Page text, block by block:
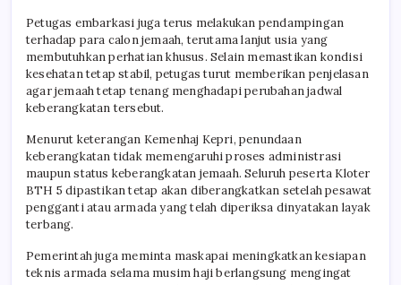
Petugas embarkasi juga terus melakukan pendampingan
terhadap para calon jemaah, terutama lanjut usia yang
membutuhkan perhatian khusus. Selain memastikan kondisi
kesehatan tetap stabil, petugas turut memberikan penjelasan
agar jemaah tetap tenang menghadapi perubahan jadwal
keberangkatan tersebut.
Menurut keterangan Kemenhaj Kepri, penundaan
keberangkatan tidak memengaruhi proses administrasi
maupun status keberangkatan jemaah. Seluruh peserta Kloter
BTH 5 dipastikan tetap akan diberangkatkan setelah pesawat
pengganti atau armada yang telah diperiksa dinyatakan layak
terbang.
Pemerintah juga meminta maskapai meningkatkan kesiapan
teknis armada selama musim haji berlangsung mengingat